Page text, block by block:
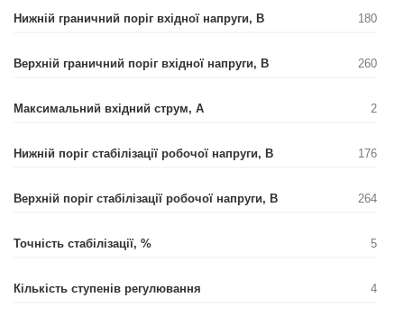
Нижній граничний поріг вхідної напруги, В 180
Верхній граничний поріг вхідної напруги, В 260
Максимальний вхідний струм, А 2
Нижній поріг стабілізації робочої напруги, В 176
Верхній поріг стабілізації робочої напруги, В 264
Точність стабілізації, % 5
Кількість ступенів регулювання 4